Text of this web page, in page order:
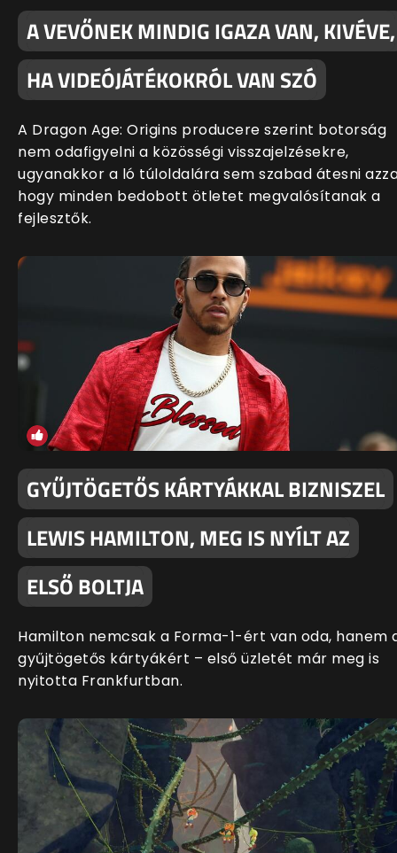
A VEVŐNEK MINDIG IGAZA VAN, KIVÉVE,
HA VIDEÓJÁTÉKOKRÓL VAN SZÓ
A Dragon Age: Origins producere szerint botorság
nem odafigyelni a közösségi visszajelzésekre,
ugyanakkor a ló túloldalára sem szabad átesni
hogy minden bedobott ötletet megvalósítanak a
fejlesztők.
GYŰJTÖGETŐS KÁRTYÁKKAL BIZNISZEL
LEWIS HAMILTON, MEG IS NYÍLT AZ
ELSŐ BOLTJA
Hamilton nemcsak a Forma-1-ért van oda, hanem
gyűjtögetős kártyákért – első üzletét már meg is
nyitotta Frankfurtban.